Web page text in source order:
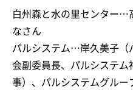
白州森と水の里センター…
なさん
パルシステム…岸久美子（
会副委員長、パルシステム
事）、パルシステムグルー